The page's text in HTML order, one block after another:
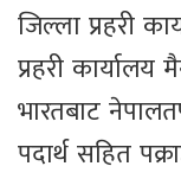
जिल्ला प्रहरी
प्रहरी कार्यालय
भारतबाट
पदार्थ सहित